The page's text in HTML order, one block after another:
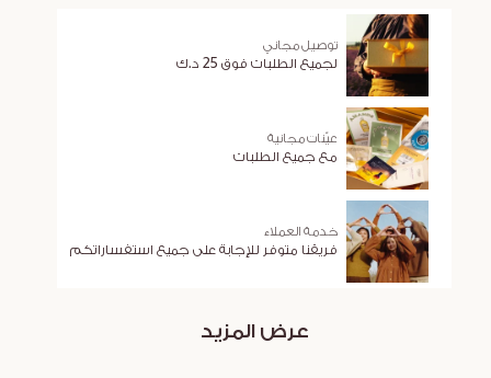
توصيل مجاني
لجميع الطلبات فوق 25 د.ك
عيّنات مجانية
مع جميع الطلبات
خدمة العملاء
فريقنا متوفر للإجابة على جميع استفساراتكم
عرض المزيد